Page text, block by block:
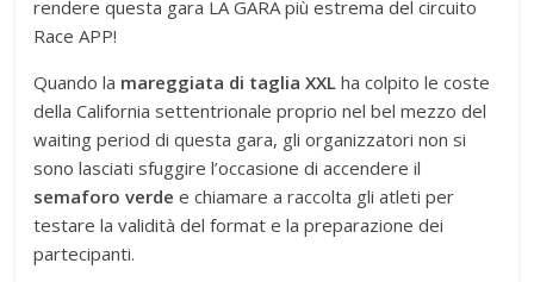
rendere questa gara LA GARA più estrema del circuito
Race APP!
Quando la mareggiata di taglia XXL ha colpito le coste
della California settentrionale proprio nel bel mezzo del
waiting period di questa gara, gli organizzatori non si
sono lasciati sfuggire l’occasione di accendere il
semaforo verde e chiamare a raccolta gli atleti per
testare la validità del format e la preparazione dei
partecipanti.